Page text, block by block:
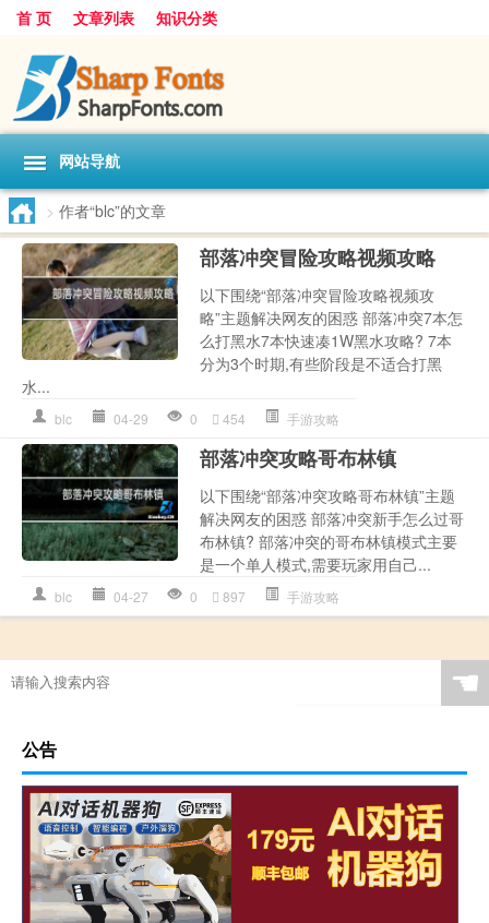
首 页 文章列表 知识分类
网站导航
> 作者“blc”的文章
部落冲突冒险攻略视频攻略
以下围绕“部落冲突冒险攻略视频攻
略”主题解决网友的困惑 部落冲突7本怎
么打黑水7本快速凑1W黑水攻略? 7本
分为3个时期,有些阶段是不适合打黑
水...
blc 04-29 0 454 手游攻略
部落冲突攻略哥布林镇
以下围绕“部落冲突攻略哥布林镇”主题
解决网友的困惑 部落冲突新手怎么过哥
布林镇? 部落冲突的哥布林镇模式主要
是一个单人模式,需要玩家用自己...
blc 04-27 0 897 手游攻略
☚
公告